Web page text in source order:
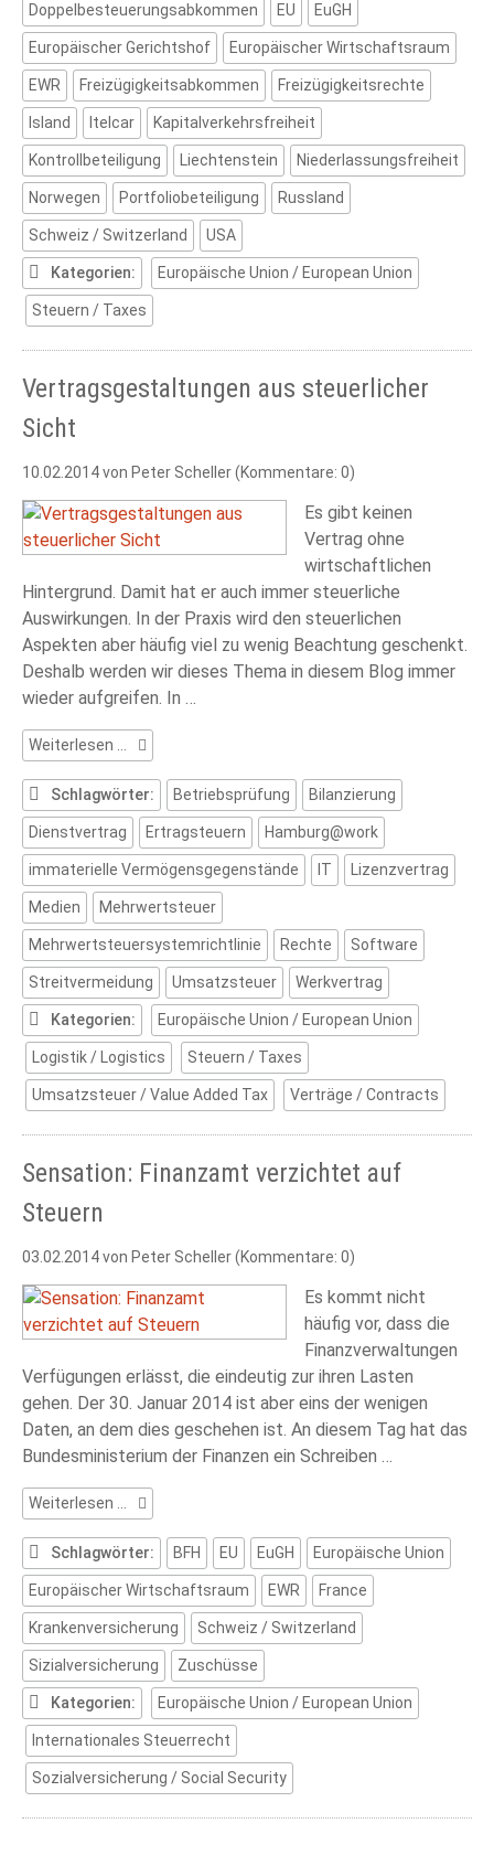
Doppelbesteuerungsabkommen EU EuGH
Europäischer Gerichtshof Europäischer Wirtschaftsraum
EWR Freizügigkeitsabkommen Freizügigkeitsrechte
Island Itelcar Kapitalverkehrsfreiheit
Kontrollbeteiligung Liechtenstein Niederlassungsfreiheit
Norwegen Portfoliobeteiligung Russland
Schweiz / Switzerland USA
Kategorien: Europäische Union / European Union
Steuern / Taxes
Vertragsgestaltungen aus steuerlicher
Sicht
10.02.2014von Peter Scheller (Kommentare: 0)
Es gibt keinen
Vertrag ohne
wirtschaftlichen
Hintergrund. Damit hat er auch immer steuerliche
Auswirkungen. In der Praxis wird den steuerlichen
Aspekten aber häufig viel zu wenig Beachtung geschenkt.
Deshalb werden wir dieses Thema in diesem Blog immer
wieder aufgreifen. In …
Weiterlesen …
Vertragsgestaltungen
aus
steuerlicher
Sicht
Schlagwörter: Betriebsprüfung Bilanzierung
Dienstvertrag Ertragsteuern Hamburg@work
immaterielle Vermögensgegenstände IT Lizenzvertrag
Medien Mehrwertsteuer
Mehrwertsteuersystemrichtlinie Rechte Software
Streitvermeidung Umsatzsteuer Werkvertrag
Kategorien: Europäische Union / European Union
Logistik / Logistics Steuern / Taxes
Umsatzsteuer / Value Added Tax Verträge / Contracts
Sensation: Finanzamt verzichtet auf
Steuern
03.02.2014von Peter Scheller (Kommentare: 0)
Es kommt nicht
häufig vor, dass die
Finanzverwaltungen
Verfügungen erlässt, die eindeutig zur ihren Lasten
gehen. Der 30. Januar 2014 ist aber eins der wenigen
Daten, an dem dies geschehen ist. An diesem Tag hat das
Bundesministerium der Finanzen ein Schreiben …
Weiterlesen …
Sensation:
Finanzamt
verzichtet
auf
Steuern
Schlagwörter: BFH EU EuGH Europäische Union
Europäischer Wirtschaftsraum EWR France
Krankenversicherung Schweiz / Switzerland
Sizialversicherung Zuschüsse
Kategorien: Europäische Union / European Union
Internationales Steuerrecht
Sozialversicherung / Social Security